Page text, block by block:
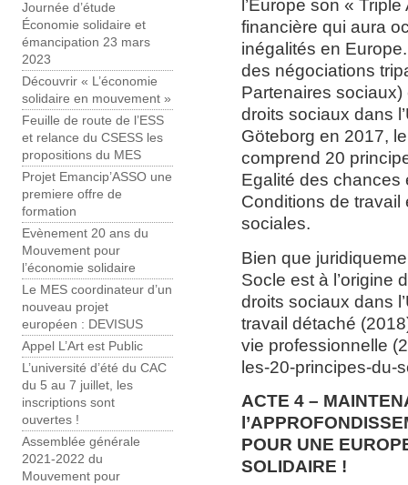
Journée d’étude
Économie solidaire et
émancipation 23 mars
2023
Découvrir « L’économie
solidaire en mouvement »
Feuille de route de l’ESS
et relance du CSESS les
propositions du MES
Projet Emancip’ASSO une
premiere offre de
formation
Evènement 20 ans du
Mouvement pour
l’économie solidaire
Le MES coordinateur d’un
nouveau projet
européen : DEVISUS
Appel L’Art est Public
L’université d’été du CAC
du 5 au 7 juillet, les
inscriptions sont
ouvertes !
Assemblée générale
2021-2022 du
Mouvement pour
l’Europe son «
financière qui aura
inégalités en
des négociations
Partenaires sociaux)
droits sociaux dans
Göteborg en 2017,
comprend 20
Egalité des chances
Conditions de
sociales.
Bien que
Socle est à l’origine
droits sociaux dans
travail détaché
vie professionnelle
les-20-principes-du-
ACTE 4 –
POUR UNE
SOLIDAIRE !